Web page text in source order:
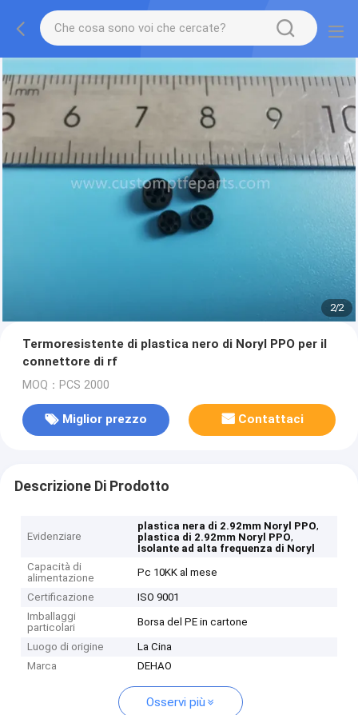
2/2
Termoresistente di plastica nero di Noryl PPO per il
connettore di rf
MOQ：PCS 2000
Miglior prezzo Contattaci
Descrizione Di Prodotto
Evidenziare
plastica nera di 2.92mm Noryl PPO,
plastica di 2.92mm Noryl PPO,
Isolante ad alta frequenza di Noryl
Capacità di
alimentazione
Pc 10KK al mese
Certificazione
ISO 9001
Imballaggi
particolari
Borsa del PE in cartone
Luogo di origine
La Cina
Marca
DEHAO
Osservi più